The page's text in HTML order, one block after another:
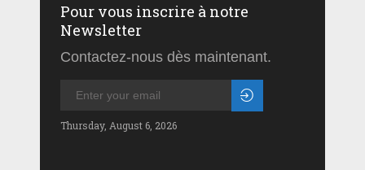
Pour vous inscrire à notre
Newsletter
Contactez-nous dès maintenant.
Thursday, August 6, 2026